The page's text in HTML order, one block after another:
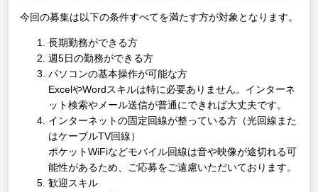
今回の募集は以下の条件すべてを満たす方が対象となります。
長期勤務ができる方
週5日の勤務ができる方
パソコンの基本操作が可能な方
ExcelやWordスキルは特に必要ありません。インターネ
ット検索やメール送信が普通にできれば大丈夫です。
インターネットの固定回線が整っている方（光回線また
はケーブルTV回線）
ポケットWiFiなどモバイル回線は音や映像が途切れる可
能性があるため、ご応募をご遠慮いただいております。
歓迎スキル